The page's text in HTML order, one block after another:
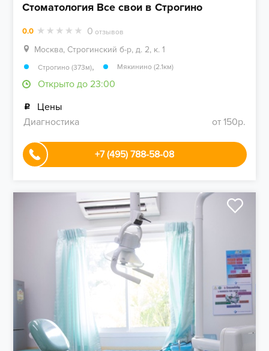
Стоматология Все свои в Строгино
0.0 0 отзывов
Москва, Строгинский б-р, д. 2, к. 1
Строгино (373м), Мякинино (2.1км)
Открыто до 23:00
Цены
Диагностика
от 150р.
+7 (495) 788-58-08